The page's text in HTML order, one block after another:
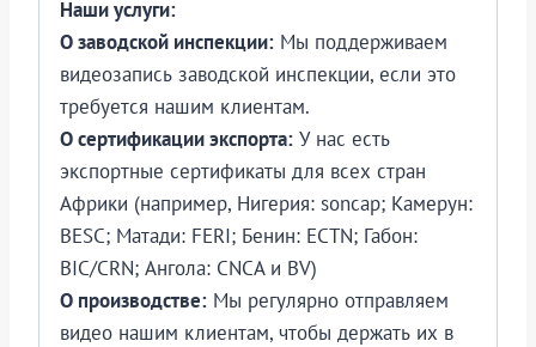
Наши услуги:
О заводской инспекции: Мы поддерживаем
видеозапись заводской инспекции, если это
требуется нашим клиентам.
О сертификации экспорта: У нас есть
экспортные сертификаты для всех стран
Африки (например, Нигерия: soncap; Камерун:
BESC; Матади: FERI; Бенин: ECTN; Габон:
BIC/CRN; Ангола: CNCA и BV)
О производстве: Мы регулярно отправляем
видео нашим клиентам, чтобы держать их в